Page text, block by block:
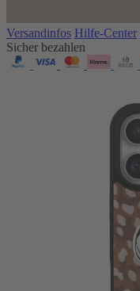
Versandinfos Hilfe-Center
Sicher bezahlen